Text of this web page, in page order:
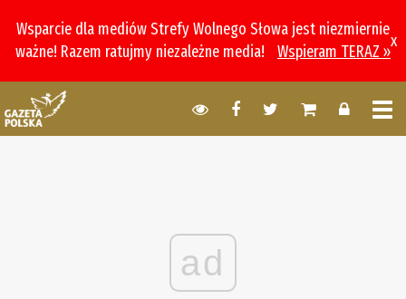
Wsparcie dla mediów Strefy Wolnego Słowa jest niezmiernie
ważne! Razem ratujmy niezależne media!
Wspieram TERAZ »
x
ad